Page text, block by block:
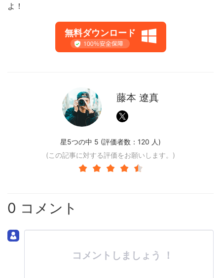
よ！
無料ダウンロード
藤本 遼真
星5つの中 5 (評価者数： 120 人)
(この記事に対する評価をお願いします。)
0 コメント
コメントしましょう ！